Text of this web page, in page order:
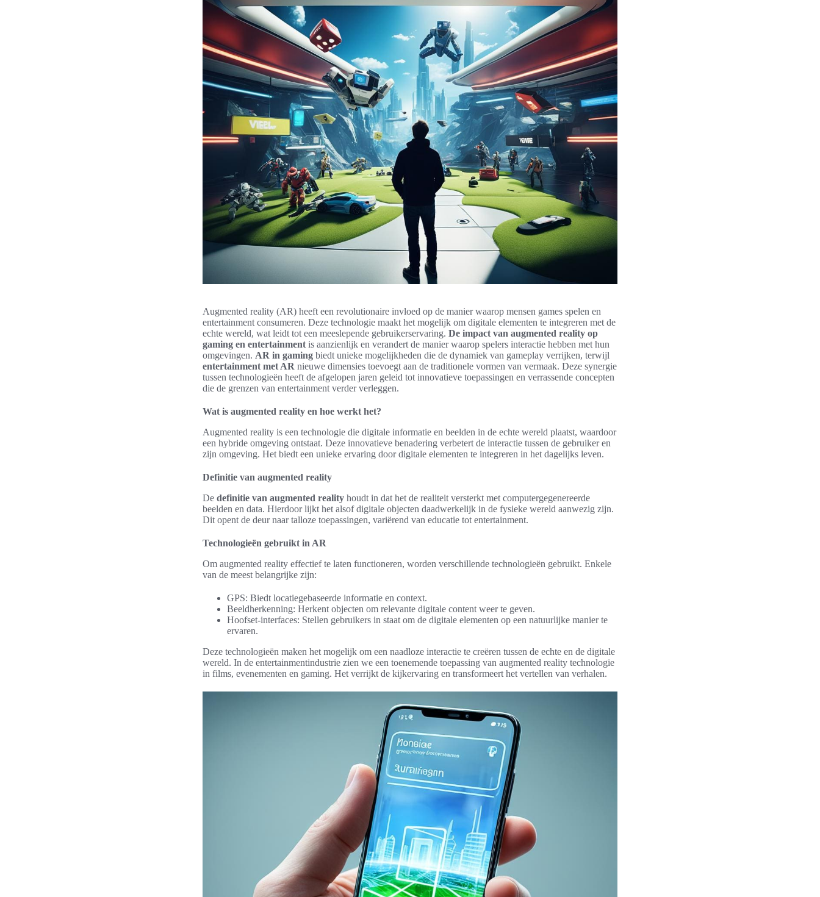
Augmented reality (AR) heeft een revolutionaire invloed op de manier waarop mensen games spelen en
entertainment consumeren. Deze technologie maakt het mogelijk om digitale elementen te integreren met de
echte wereld, wat leidt tot een meeslepende gebruikerservaring. De impact van augmented reality op
gaming en entertainment is aanzienlijk en verandert de manier waarop spelers interactie hebben met hun
omgevingen. AR in gaming biedt unieke mogelijkheden die de dynamiek van gameplay verrijken, terwijl
entertainment met AR nieuwe dimensies toevoegt aan de traditionele vormen van vermaak. Deze synergie
tussen technologieën heeft de afgelopen jaren geleid tot innovatieve toepassingen en verrassende concepten
die de grenzen van entertainment verder verleggen.
Wat is augmented reality en hoe werkt het?
Augmented reality is een technologie die digitale informatie en beelden in de echte wereld plaatst, waardoor
een hybride omgeving ontstaat. Deze innovatieve benadering verbetert de interactie tussen de gebruiker en
zijn omgeving. Het biedt een unieke ervaring door digitale elementen te integreren in het dagelijks leven.
Definitie van augmented reality
De definitie van augmented reality houdt in dat het de realiteit versterkt met computergegenereerde
beelden en data. Hierdoor lijkt het alsof digitale objecten daadwerkelijk in de fysieke wereld aanwezig zijn.
Dit opent de deur naar talloze toepassingen, variërend van educatie tot entertainment.
Technologieën gebruikt in AR
Om augmented reality effectief te laten functioneren, worden verschillende technologieën gebruikt. Enkele
van de meest belangrijke zijn:
GPS: Biedt locatiegebaseerde informatie en context.
Beeldherkenning: Herkent objecten om relevante digitale content weer te geven.
Hoofset-interfaces: Stellen gebruikers in staat om de digitale elementen op een natuurlijke manier te
ervaren.
Deze technologieën maken het mogelijk om een naadloze interactie te creëren tussen de echte en de digitale
wereld. In de entertainmentindustrie zien we een toenemende toepassing van augmented reality technologie
in films, evenementen en gaming. Het verrijkt de kijkervaring en transformeert het vertellen van verhalen.